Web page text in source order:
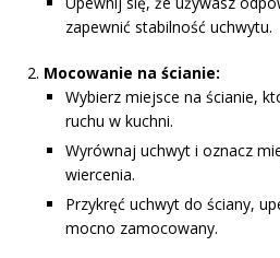
zapewnić stabilność uchwytu.
Mocowanie na ścianie:
Wybierz miejsce na ścianie,
ruchu w kuchni.
Wyrównaj uchwyt i oznacz
wiercenia.
Przykręć uchwyt do ściany,
mocno zamocowany.